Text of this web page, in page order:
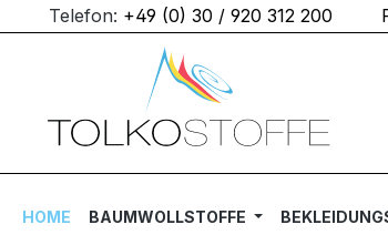
Hauptinhalt springen
Zur Suche springen
Zur Hauptnavigation springen
Telefon: +49 (0) 30 / 920 312 200
HOME BAUMWOLLSTOFFE